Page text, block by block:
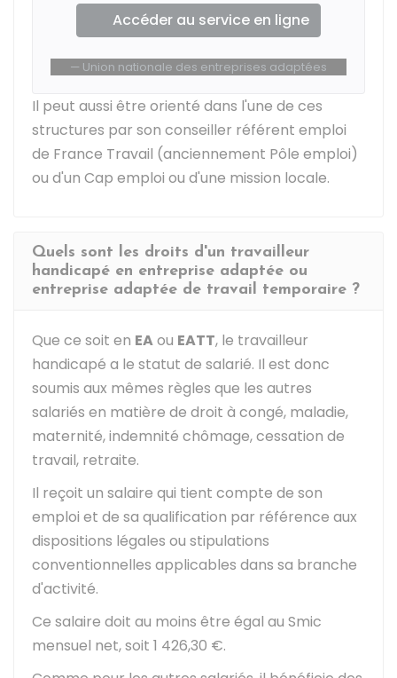
Accéder au service en ligne
Union nationale des entreprises adaptées
Il peut aussi être orienté dans l'une de ces
structures par son conseiller référent emploi
de France Travail (anciennement Pôle emploi)
ou d'un Cap emploi ou d'une mission locale.
Quels sont les droits d'un travailleur
handicapé en entreprise adaptée ou
entreprise adaptée de travail temporaire ?
Que ce soit en EAou EATT, le travailleur
handicapé a le statut de salarié. Il est donc
soumis aux mêmes règles que les autres
salariés en matière de droit à congé, maladie,
maternité, indemnité chômage, cessation de
travail, retraite.
Il reçoit un salaire qui tient compte de son
emploi et de sa qualification par référence aux
dispositions légales ou stipulations
conventionnelles applicables dans sa branche
d'activité.
Ce salaire doit au moins être égal au Smic
mensuel net, soit 1 426,30 €.